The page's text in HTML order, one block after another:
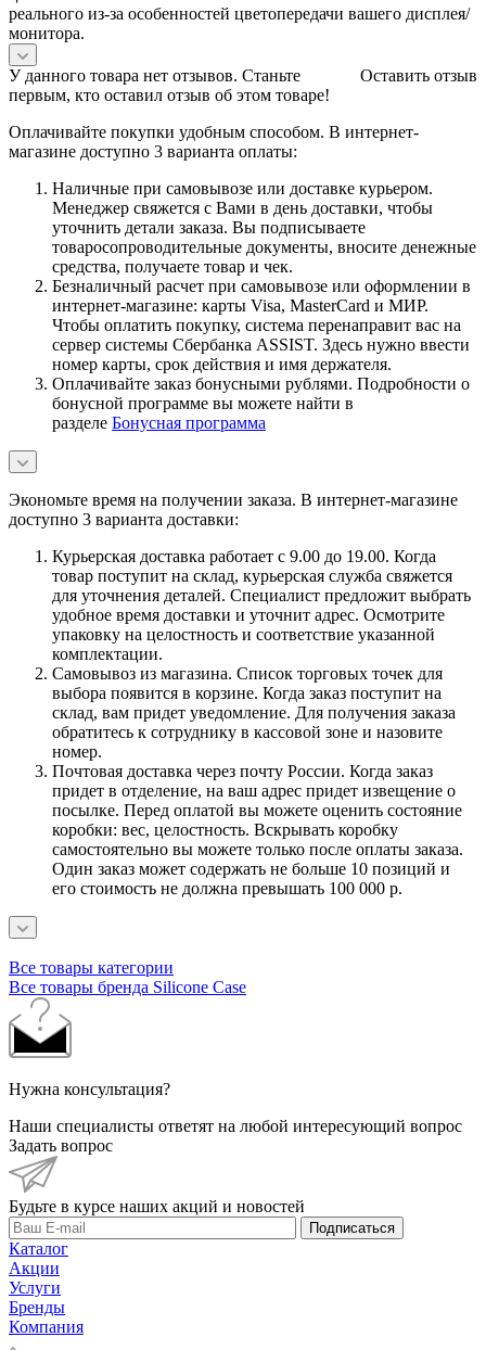
реального из-за особенностей цветопередачи вашего дисплея/
монитора.
Оставить отзыв
У данного товара нет отзывов. Станьте
первым, кто оставил отзыв об этом товаре!
Оплачивайте покупки удобным способом. В интернет-
магазине доступно 3 варианта оплаты:
Наличные при самовывозе или доставке курьером.
Менеджер свяжется с Вами в день доставки, чтобы
уточнить детали заказа. Вы подписываете
товаросопроводительные документы, вносите денежные
средства, получаете товар и чек.
Безналичный расчет при самовывозе или оформлении в
интернет-магазине: карты Visa, MasterCard и МИР.
Чтобы оплатить покупку, система перенаправит вас на
сервер системы Сбербанка ASSIST. Здесь нужно ввести
номер карты, срок действия и имя держателя.
Оплачивайте заказ бонусными рублями. Подробности о
бонусной программе вы можете найти в
разделе Бонусная программа
Экономьте время на получении заказа. В интернет-магазине
доступно 3 варианта доставки:
Курьерская доставка работает с 9.00 до 19.00. Когда
товар поступит на склад, курьерская служба свяжется
для уточнения деталей. Специалист предложит выбрать
удобное время доставки и уточнит адрес. Осмотрите
упаковку на целостность и соответствие указанной
комплектации.
Самовывоз из магазина. Список торговых точек для
выбора появится в корзине. Когда заказ поступит на
склад, вам придет уведомление. Для получения заказа
обратитесь к сотруднику в кассовой зоне и назовите
номер.
Почтовая доставка через почту России. Когда заказ
придет в отделение, на ваш адрес придет извещение о
посылке. Перед оплатой вы можете оценить состояние
коробки: вес, целостность. Вскрывать коробку
самостоятельно вы можете только после оплаты заказа.
Один заказ может содержать не больше 10 позиций и
его стоимость не должна превышать 100 000 р.
Все товары категории
Все товары бренда Silicone Case
Нужна консультация?
Наши специалисты ответят на любой интересующий вопрос
Задать вопрос
Будьте в курсе наших акций и новостей
Подписаться
Каталог
Акции
Услуги
Бренды
Компания